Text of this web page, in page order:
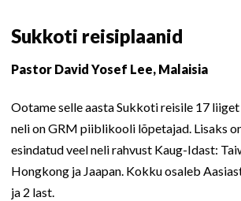
Sukkoti reisiplaanid
Pastor David Yosef Lee, Malaisia
Ootame selle aasta Sukkoti reisile 17
neli on GRM piiblikooli lõpetajad. Lisaks
esindatud veel neli rahvust Kaug-Idast:
Hongkong ja Jaapan. Kokku osaleb
ja 2 last.